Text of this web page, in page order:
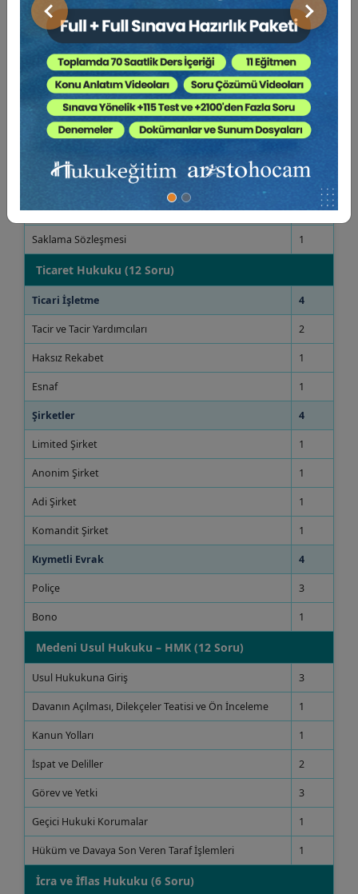
Önceki Sonraki
Borçlar Genel 8
Borç İlişkisinde Özel Durumlar 1
Sözleşme Hukuku
Borç İlişkisinin Hükümleri 1
Borç İlişkisinin Sona Ermesi ve Zamanaşımı 1
Kira Sözleşmesi 2
Taşınır Satış Sözleşmesi 1
Saklama Sözleşmesi 1
Ticaret Hukuku (12 Soru)
Ticari İşletme 4
Tacir ve Tacir Yardımcıları 2
Haksız Rekabet 1
Esnaf 1
Şirketler 4
Limited Şirket 1
Anonim Şirket 1
Adi Şirket 1
Komandit Şirket 1
Kıymetli Evrak 4
Poliçe 3
Bono 1
Medeni Usul Hukuku – HMK (12 Soru)
Usul Hukukuna Giriş 3
Davanın Açılması, Dilekçeler Teatisi ve Ön İnceleme 1
Kanun Yolları 1
İspat ve Deliller 2
Görev ve Yetki 3
Geçici Hukuki Korumalar 1
Hüküm ve Davaya Son Veren Taraf İşlemleri 1
İcra ve İflas Hukuku (6 Soru)